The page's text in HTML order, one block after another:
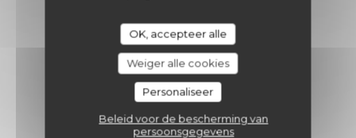
OK, accepteer alle
Weiger alle cookies
Personaliseer
Beleid voor de bescherming van
persoonsgegevens